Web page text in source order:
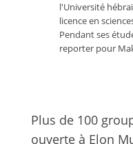
l'Université
licence en
Pendant ses
reporter pour
Plus de 100
ouverte à Elon